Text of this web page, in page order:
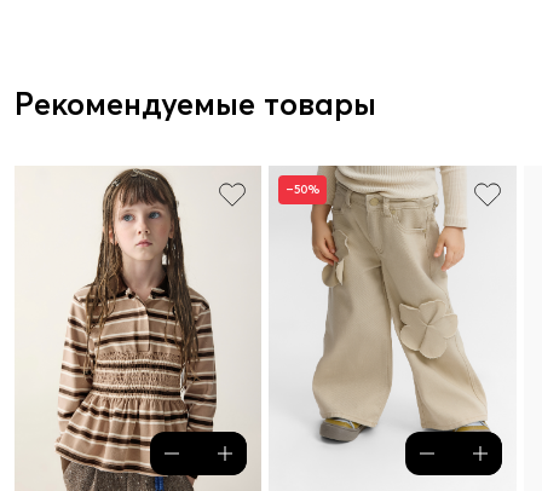
Рекомендуемые товары
–50%